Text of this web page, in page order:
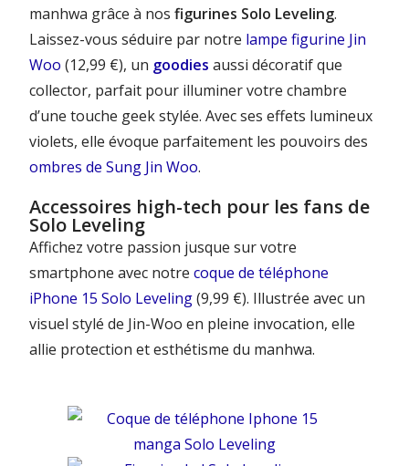
manhwa grâce à nosfigurines Solo Leveling.
Laissez-vous séduire par notre lampe figurine Jin
Woo (12,99 €), un goodies aussi décoratif que
collector, parfait pour illuminer votre chambre
d’une touche geek stylée. Avec ses effets lumineux
violets, elle évoque parfaitement les pouvoirs des
ombres de Sung Jin Woo.
Accessoires high-tech pour les fans de
Solo Leveling
Affichez votre passion jusque sur votre
smartphone avec notrecoque de téléphone
iPhone 15 Solo Leveling(9,99 €). Illustrée avec un
visuel stylé de Jin-Woo en pleine invocation, elle
allie protection et esthétisme du manhwa.